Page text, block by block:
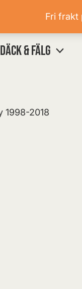
Fri frakt
DÄCK & FÄLG